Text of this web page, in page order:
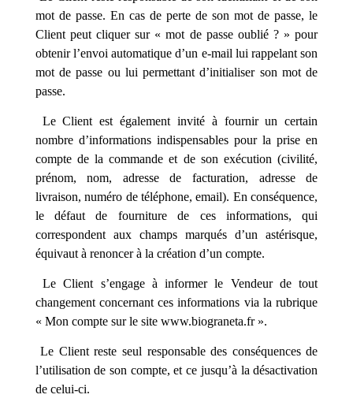
mot de passe. En cas de perte de son mot de passe, le
Client peut cliquer sur « mot de passe oublié ? » pour
obtenir l’envoi automatique d’un e-mail lui rappelant son
mot de passe ou lui permettant d’initialiser son mot de
passe.
Le Client est également invité à fournir un certain
nombre d’informations indispensables pour la prise en
compte de la commande et de son exécution (civilité,
prénom, nom, adresse de facturation, adresse de
livraison, numéro de téléphone, email). En conséquence,
le défaut de fourniture de ces informations, qui
correspondent aux champs marqués d’un astérisque,
équivaut à renoncer à la création d’un compte.
Le Client s’engage à informer le Vendeur de tout
changement concernant ces informations via la rubrique
« Mon compte sur le site www.biograneta.fr ».
Le Client reste seul responsable des conséquences de
l’utilisation de son compte, et ce jusqu’à la désactivation
de celui-ci.